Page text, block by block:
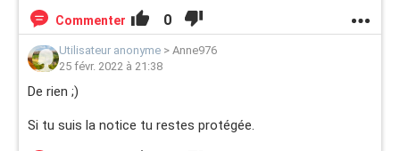
Commenter 0
Utilisateur anonyme > Anne976
25 févr. 2022 à 21:38
De rien ;)
Si tu suis la notice tu restes protégée.